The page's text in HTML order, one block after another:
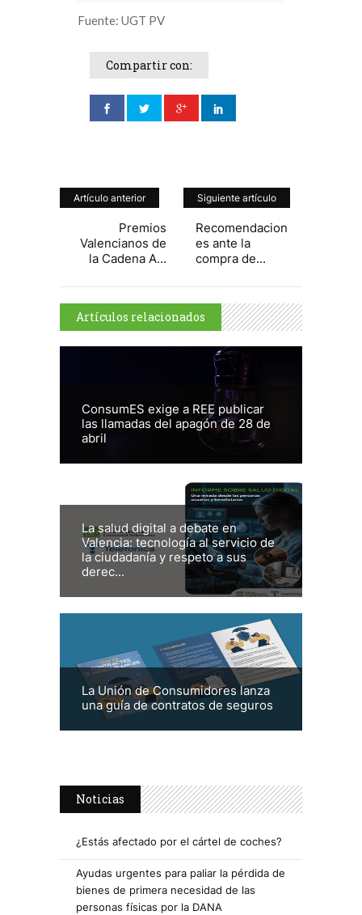
Fuente: UGT PV
Compartir con:
Artículo anterior
Premios
Valencianos de
la Cadena A...
Siguiente artículo
Recomendacion
es ante la
compra de...
Artículos relacionados
ConsumES exige a REE publicar
las llamadas del apagón de 28 de
abril
La salud digital a debate en
Valencia: tecnología al servicio de
la ciudadanía y respeto a sus
derec...
La Unión de Consumidores lanza
una guía de contratos de seguros
Noticias
¿Estás afectado por el cártel de coches?
Ayudas urgentes para paliar la pérdida de
bienes de primera necesidad de las
personas físicas por la DANA